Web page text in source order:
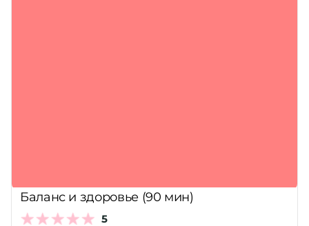
Баланс и здоровье (90 мин)
5